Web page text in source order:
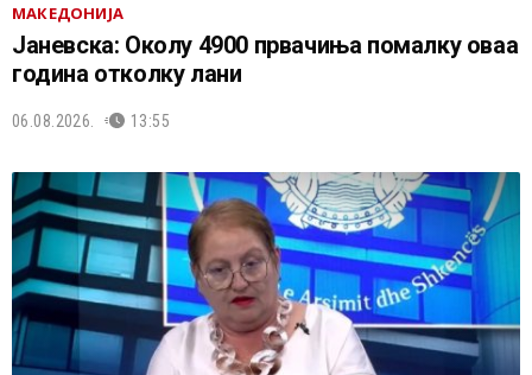
МАКЕДОНИЈА
Јаневска: Околу 4900 првачиња помалку оваа
година отколку лани
06.08.2026. 13:55